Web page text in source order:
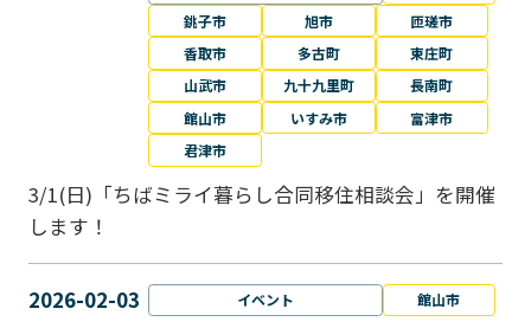
銚子市
旭市
匝瑳市
香取市
多古町
東庄町
山武市
九十九里町
長南町
館山市
いすみ市
富津市
君津市
3/1(日)「ちばミライ暮らし合同移住相談会」を開催
します！
2026-02-03 イベント 館山市